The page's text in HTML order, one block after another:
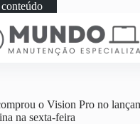
o Vision Pro no
na sexta-feira